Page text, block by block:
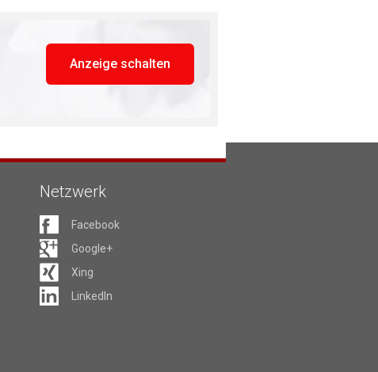
Anzeige schalten
Netzwerk
Facebook
Google+
Xing
LinkedIn